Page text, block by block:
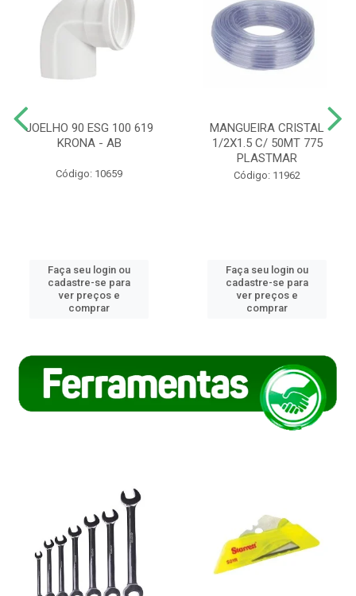
JOELHO 90 ESG 100 619
KRONA - AB
Código: 10659
Faça seu login ou
cadastre-se para
ver preços e
comprar
MANGUEIRA CRISTAL
1/2X1.5 C/ 50MT 775
PLASTMAR
Código: 11962
Faça seu login ou
cadastre-se para
ver preços e
comprar